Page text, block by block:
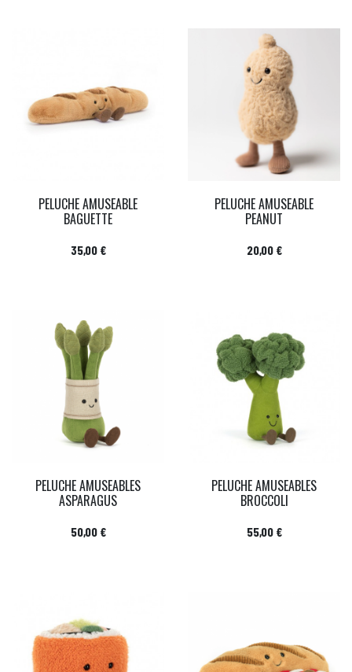
PELUCHE AMUSEABLE
BAGUETTE
Prix
35,00 €
PELUCHE AMUSEABLE
PEANUT
Prix
20,00 €
PELUCHE AMUSEABLES
ASPARAGUS
Prix
50,00 €
PELUCHE AMUSEABLES
BROCCOLI
Prix
55,00 €